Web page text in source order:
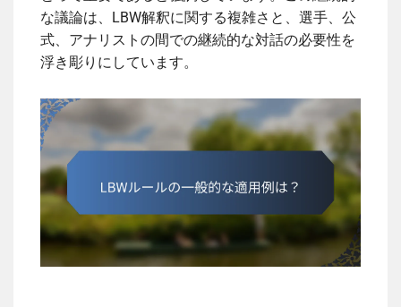
な議論は、LBW解釈に関する複雑さと、選手、公
式、アナリストの間での継続的な対話の必要性を
浮き彫りにしています。